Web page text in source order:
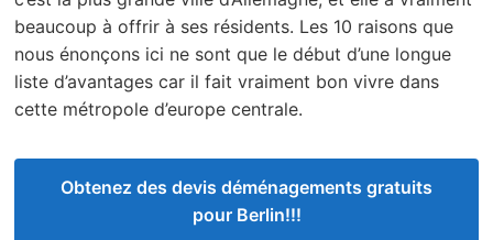
beaucoup à offrir à ses résidents. Les 10 raisons que
nous énonçons ici ne sont que le début d’une longue
liste d’avantages car il fait vraiment bon vivre dans
cette métropole d’europe centrale.
Obtenez des devis déménagements gratuits
pour Berlin!!!